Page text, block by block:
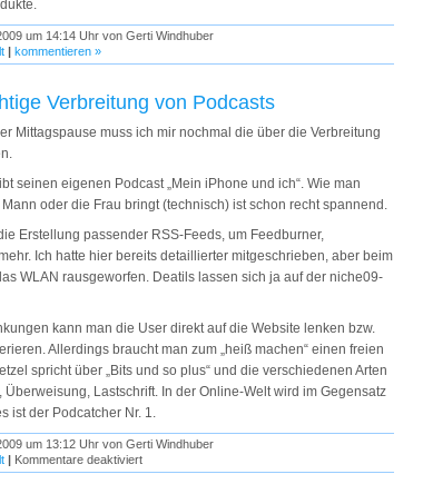
um 14:14 Uhr von Gerti Windhuber
| kommentieren »
Verbreitung von Podcasts
Mittagspause muss ich mir nochmal die über die Verbreitung
seinen eigenen Podcast „Mein iPhone und ich“. Wie man
oder die Frau bringt (technisch) ist schon recht spannend.
Erstellung passender RSS-Feeds, um Feedburner,
Ich hatte hier bereits detaillierter mitgeschrieben, aber beim
WLAN rausgeworfen. Deatils lassen sich ja auf der niche09-
kann man die User direkt auf die Website lenken bzw.
Allerdings braucht man zum „heiß machen“ einen freien
spricht über „Bits und so plus“ und die verschiedenen Arten
Lastschrift. In der Online-Welt wird im Gegensatz
ist der Podcatcher Nr. 1.
um 13:12 Uhr von Gerti Windhuber
| Kommentare deaktiviertfür
niche09: